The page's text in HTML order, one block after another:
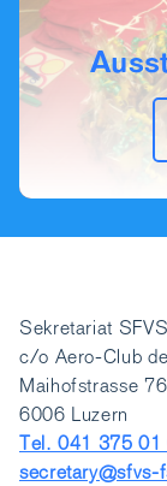
Sekretariat SFVS
c/o Aero-Club
Maihofstrasse 76
6006 Luzern
Tel. 041 375 01
secretary@sfvs-